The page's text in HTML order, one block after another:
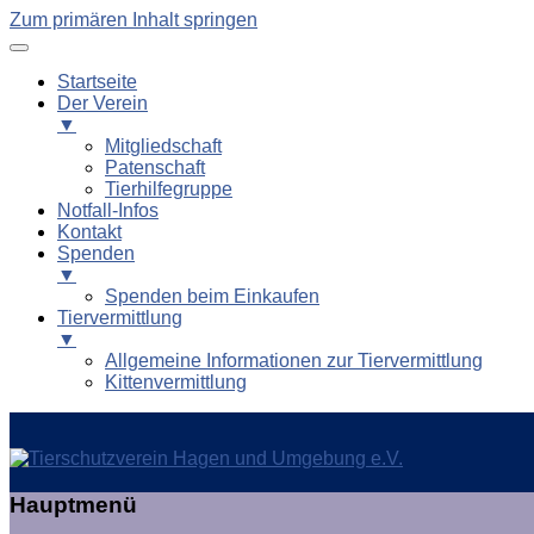
Zum primären Inhalt springen
Startseite
Der Verein
▼
Mitgliedschaft
Patenschaft
Tierhilfegruppe
Notfall-Infos
Kontakt
Spenden
▼
Spenden beim Einkaufen
Tiervermittlung
▼
Allgemeine Informationen zur Tiervermittlung
Kittenvermittlung
Tierschutzverein Hagen und
Hauptmenü